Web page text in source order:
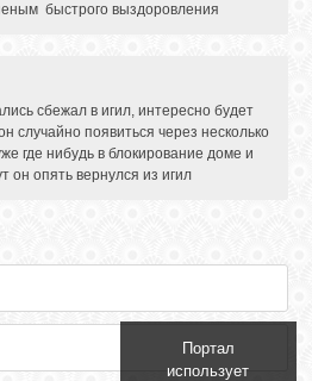
быстрого выздоровления
сбежал в игил, интересно будет
случайно появиться через несколько
где нибудь в блокирование доме и
он опять вернулся из игил
Портал
использует